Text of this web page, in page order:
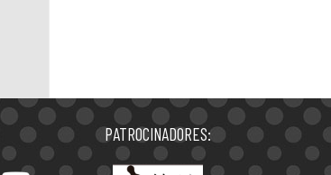
PATROCINADORES: